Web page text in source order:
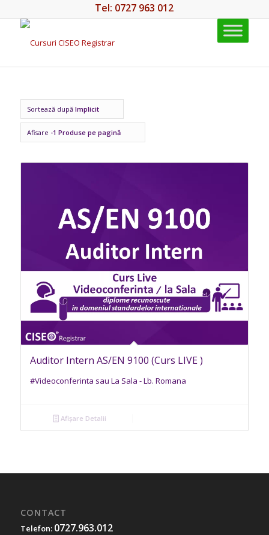
Tel: 0727 963 012
Sortează după Implicit
Afisare -1 Produse pe pagină
Auditor Intern AS/EN 9100 (Curs LIVE )
#Videoconferinta sau La Sala - Lb. Romana
Afișare Detalii
CONTACT
Telefon: 0727.963.012